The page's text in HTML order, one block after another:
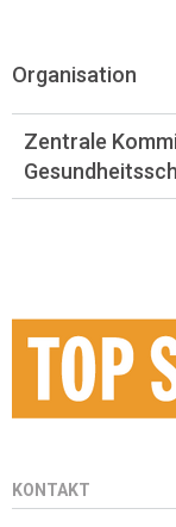
Organisation
Zentrale
KONTAKT